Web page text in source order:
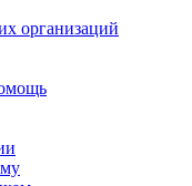
организаций